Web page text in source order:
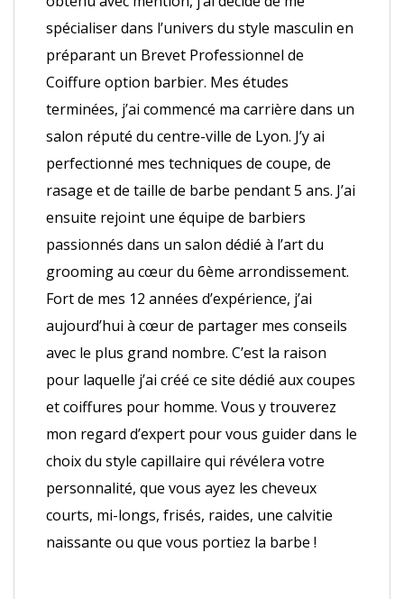
spécialiser dans l’univers du style masculin en
préparant un Brevet Professionnel de
Coiffure option barbier. Mes études
terminées, j’ai commencé ma carrière dans un
salon réputé du centre-ville de Lyon. J’y ai
perfectionné mes techniques de coupe, de
rasage et de taille de barbe pendant 5 ans. J’ai
ensuite rejoint une équipe de barbiers
passionnés dans un salon dédié à l’art du
grooming au cœur du 6ème arrondissement.
Fort de mes 12 années d’expérience, j’ai
aujourd’hui à cœur de partager mes conseils
avec le plus grand nombre. C’est la raison
pour laquelle j’ai créé ce site dédié aux coupes
et coiffures pour homme. Vous y trouverez
mon regard d’expert pour vous guider dans le
choix du style capillaire qui révélera votre
personnalité, que vous ayez les cheveux
courts, mi-longs, frisés, raides, une calvitie
naissante ou que vous portiez la barbe !